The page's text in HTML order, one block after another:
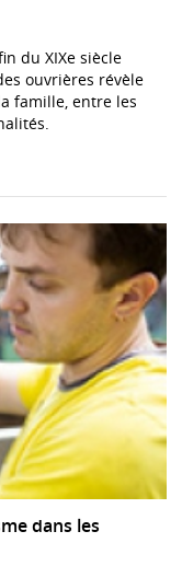
du XIXe siècle
ouvrières révèle
famille, entre les
dans les